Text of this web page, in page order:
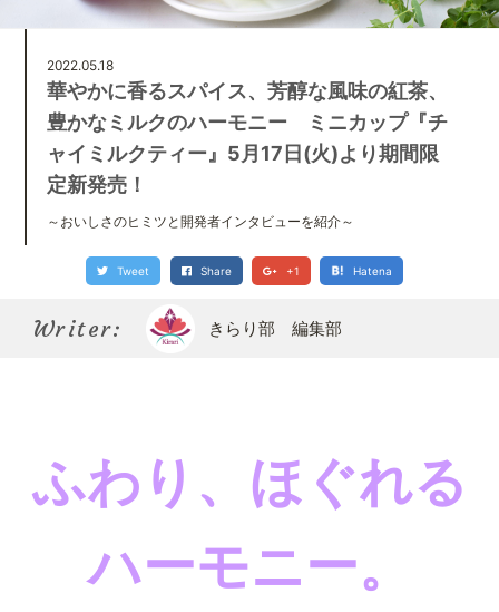
2022.05.18
華やかに香るスパイス、芳醇な風味の紅茶、
豊かなミルクのハーモニー ミニカップ『チ
ャイミルクティー』5月17日(火)より期間限
定新発売！
～おいしさのヒミツと開発者インタビューを紹介～
Tweet Share +1 Hatena
Writer: きらり部 編集部
ふわり、ほぐれる
ハーモニー。
About us きらり部女子について
Kirari bu